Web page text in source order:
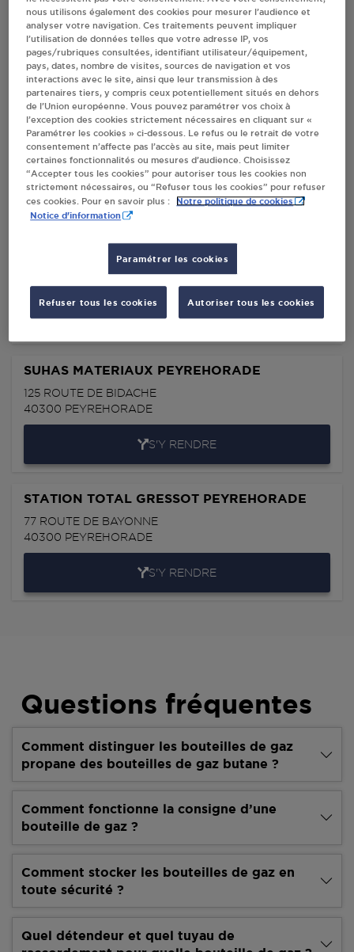
Villes
POINT VERT EURALIS DISTRIBUTION
PEYREHORADE
D9 - QUAI DU SABLOT
40300PEYREHORADE
S'Y RENDRE
PEYREHORADE
ROUTE DE BAYONNE
S'Y RENDRE
SUHAS MATERIAUX PEYREHORADE
125 ROUTE DE BIDACHE
40300 PEYREHORADE
S'Y RENDRE
STATION TOTAL GRESSOT PEYREHORADE
77 ROUTE DE BAYONNE
40300 PEYREHORADE
S'Y RENDRE
Questions fréquentes
Comment distinguer les bouteilles de gaz
propane des bouteilles de gaz butane ?
Comment fonctionne la consigne d’une
bouteille de gaz ?
Comment stocker les bouteilles de gaz en
toute sécurité ?
Quel détendeur et quel tuyau de
nous utilisons également des cookies pour mesurer l’audience et
analyser votre navigation. Ces traitements peuvent impliquer
l’utilisation de données telles que votre adresse IP, vos
pages/rubriques consultées, identifiant utilisateur/équipement,
pays, dates, nombre de visites, sources de navigation et vos
interactions avec le site, ainsi que leur transmission à des
partenaires tiers, y compris ceux potentiellement situés en dehors
de l’Union européenne. Vous pouvez paramétrer vos choix à
l’exception des cookies strictement nécessaires en cliquant sur «
Paramétrer les cookies » ci-dessous. Le refus ou le retrait de votre
consentement n’affecte pas l’accès au site, mais peut limiter
certaines fonctionnalités ou mesures d’audience. Choisissez
“Accepter tous les cookies” pour autoriser tous les cookies non
strictement nécessaires, ou “Refuser tous les cookies” pour refuser
ces cookies. Pour en savoir plus :
Notre politique de cookies
Notice d'information
Paramétrer les cookies
Refuser tous les cookies Autoriser tous les cookies